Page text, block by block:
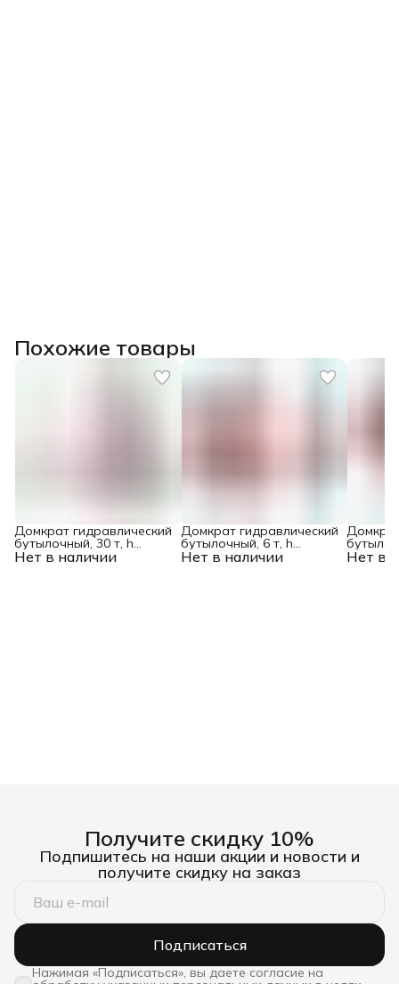
Похожие товары
Нет в наличии
Домкрат гидравлический
бутылочный, 30 т, h
подъема 244-370 мм Нет в наличии
Домкрат гидравлический
бутылочный, 6 т, h
подъема 216-413 мм, в Нет в
Получите скидку 10%
Подпишитесь на наши акции и новости и
получите скидку на заказ
Подписаться
Нажимая «Подписаться», вы даете согласие на